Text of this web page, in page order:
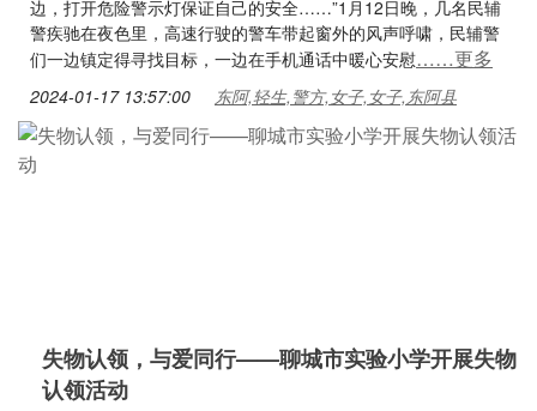
边，打开危险警示灯保证自己的安全……”1月12日晚，几名民辅
警疾驰在夜色里，高速行驶的警车带起窗外的风声呼啸，民辅警
们一边镇定得寻找目标，一边在手机通话中暖心安慰……更多
2024-01-17 13:57:00 东阿,轻生,警方,女子,女子,东阿县
失物认领，与爱同行——聊城市实验小学开展失物
认领活动